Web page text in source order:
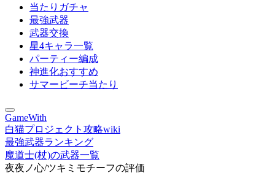
当たりガチャ
最強武器
武器交換
星4キャラ一覧
パーティー編成
神進化おすすめ
サマービーチ当たり
GameWith
白猫プロジェクト攻略wiki
最強武器ランキング
魔道士(杖)の武器一覧
夜夜ノ心/ツキミモチーフの評価